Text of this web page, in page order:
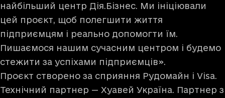
найбільший центр Дія.Бізнес. Ми ініціювали
цей проєкт, щоб полегшити життя
підприємцям і реально допомогти їм.
Пишаємося нашим сучасним центром і будемо
стежити за успіхами підприємців».
Проєкт створено за сприяння Рудомайн і Visa.
Технічний партнер — Хуавей Україна. Партнер з